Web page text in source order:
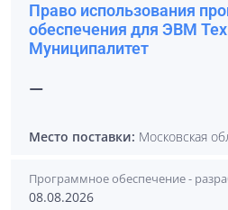
Право использования
обеспечения для ЭВМ
Муниципалитет
—
Место поставки: Московская
Программное обеспечение -
08.08.2026